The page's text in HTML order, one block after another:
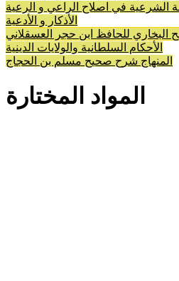
الشرعية في اصلاح الراعي و الرعية
الأذكار و الأدعية
للحافظ ابن حجر العسقلاني
الأحكام السلطانية والولايات الدينية
المنهاج شرح صحيح مسلم بن الحجاج
المواد المختارة